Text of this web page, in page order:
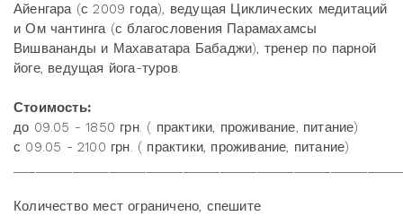
Айенгара (с 2009 года), ведущая Циклических медитаций
и Ом чантинга (с благословения Парамахамсы
Вишвананды и Махаватара Бабаджи), тренер по парной
йоге, ведущая йога-туров.
Стоимость:
до 09.05 - 1850 грн. ( практики, проживание, питание)
с 09.05 - 2100 грн. ( практики, проживание, питание)
Количество мест ограничено, спешите